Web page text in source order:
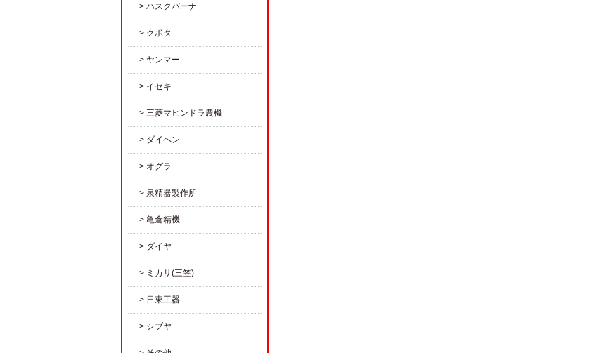
ハスクバーナ
クボタ
ヤンマー
イセキ
三菱マヒンドラ農機
ダイヘン
オグラ
泉精器製作所
亀倉精機
ダイヤ
ミカサ(三笠)
日東工器
シブヤ